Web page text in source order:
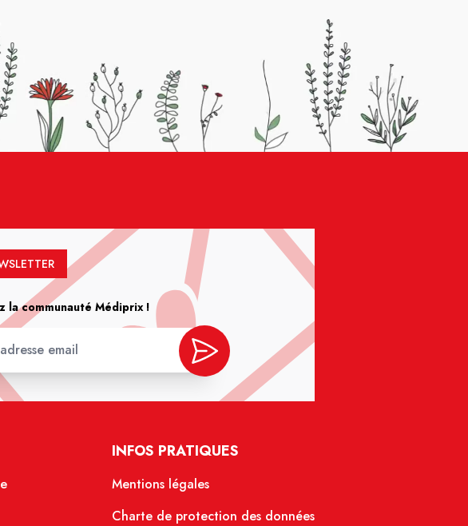
la communauté Médiprix !
INFOS PRATIQUES
Mentions légales
Charte de protection des données